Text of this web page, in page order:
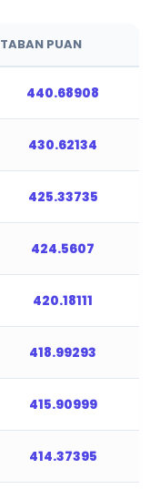
TABAN PUAN
440.68908
430.62134
425.33735
424.5607
420.18111
418.99293
415.90999
414.37395